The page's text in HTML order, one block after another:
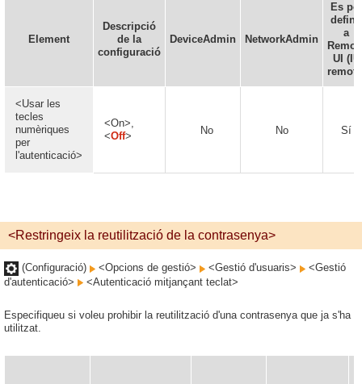
Element
Descripció
de la
configuració
DeviceAdmin NetworkAdmin
Es pot
definir
a
UI (IU
<Usar les
tecles
numèriques
per
l'autenticació>
<On>,
<Off> No No Sí
<Restringeix la reutilització de la contrasenya>
(Configuració) <Opcions de gestió> <Gestió d'usuaris>
<Gestió
d'autenticació>
<Autenticació mitjançant teclat>
Especifiqueu si voleu prohibir la reutilització d'una contrasenya que ja s'ha
utilitzat.